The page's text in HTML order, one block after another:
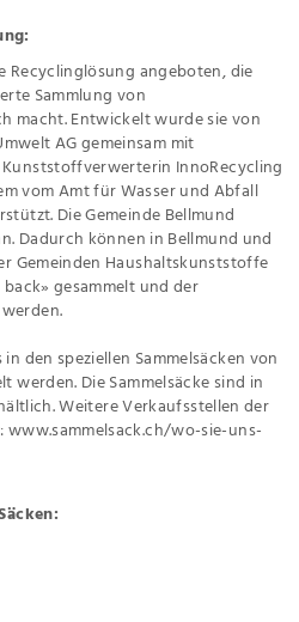
Recyclinglösung angeboten, die
Sammlung von
macht. Entwickelt wurde sie von
AG gemeinsam mit
InnoRecycling
vom Amt für Wasser und Abfall
Die Gemeinde Bellmund
Dadurch können in Bellmund und
Gemeinden Haushaltskunststoffe
gesammelt und der
den speziellen Sammelsäcken von
werden. Die Sammelsäcke sind in
Weitere Verkaufsstellen der
www.sammelsack.ch/wo-sie-uns-